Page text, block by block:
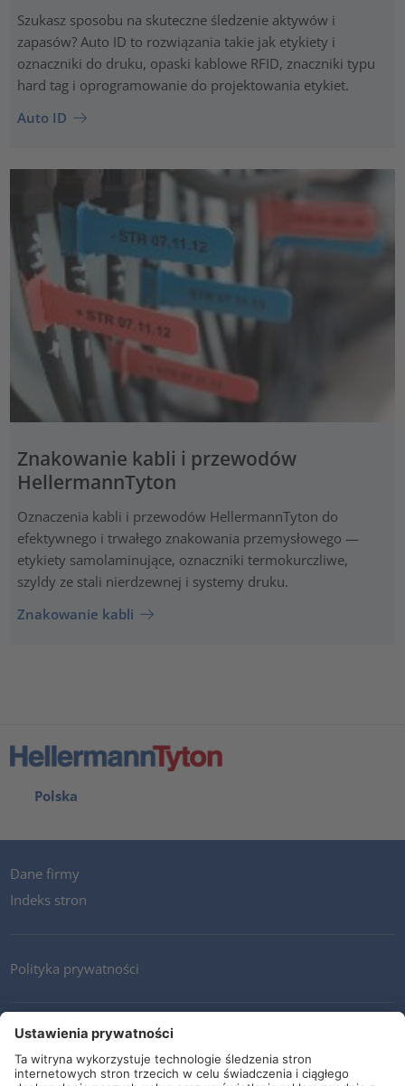
Szukasz sposobu na skuteczne śledzenie aktywów i
zapasów? Auto ID to rozwiązania takie jak etykiety i
oznaczniki do druku, opaski kablowe RFID, znaczniki typu
hard tag i oprogramowanie do projektowania etykiet.
Auto ID
Znakowanie kabli i przewodów
HellermannTyton
Oznaczenia kabli i przewodów HellermannTyton do
efektywnego i trwałego znakowania przemysłowego —
etykiety samolaminujące, oznaczniki termokurczliwe,
szyldy ze stali nierdzewnej i systemy druku.
Znakowanie kabli
Polska
Dane firmy
Indeks stron
Polityka prywatności
Kontakt